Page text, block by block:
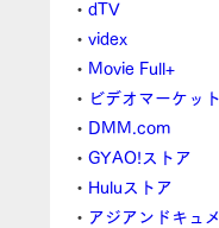
・dTV
・videx
・ Movie Full+
・ ビデオマーケット
・ DMM.com
・GYAO!ストア
・ Huluストア
・ アジアンドキュ